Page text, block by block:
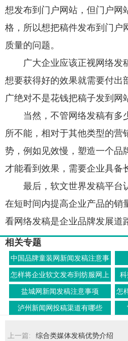
想发布到门户网站，但门户网
格，所以想把稿件发布到门户
质量的问题。
广大企业应该正视网络发稿
想要获得好的效果就需要付出
广绝对不是花钱把稿子发到网
当然，不管网络发稿有多
所不能，相对于其他类型的营
势，例如见效慢，塑造一个品
才能看到效果，需要企业具备
最后，软文世界发稿平台
在短时间内提高企业产品的销
看网络发稿是企业品牌发展道
相关专题
中国品牌童装网新闻发稿注意事
项
怎样将企业软文发布到纺服网上
盐城网新闻发稿注意事项
怎
泸州新闻网投稿渠道有哪些
上一篇: 综合类媒体发稿优势介绍